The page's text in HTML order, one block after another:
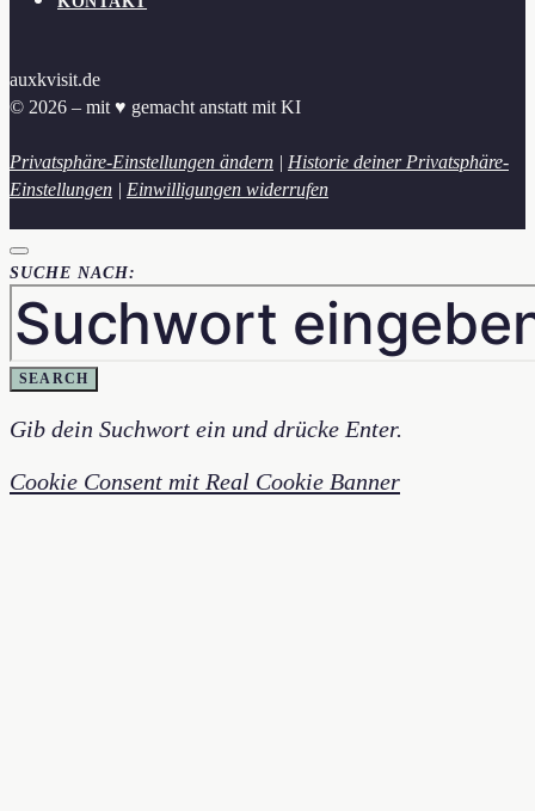
auxkvisit.de
© 2026 – mit ♥︎ gemacht anstatt mit KI
Privatsphäre-Einstellungen ändern | Historie deiner Privatsphäre-
Einstellungen | Einwilligungen widerrufen
SUCHE NACH:
SEARCH
Gib dein Suchwort ein und drücke Enter.
Cookie Consent mit Real Cookie Banner